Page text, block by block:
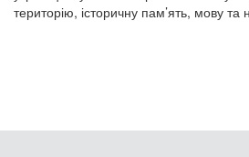
територію, історичну пам’ять, мову та